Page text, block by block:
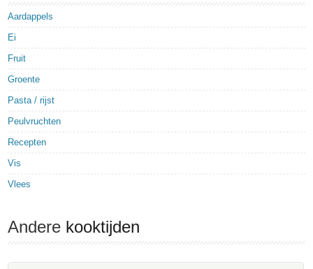
Aardappels
Ei
Fruit
Groente
Pasta / rijst
Peulvruchten
Recepten
Vis
Vlees
Andere kooktijden